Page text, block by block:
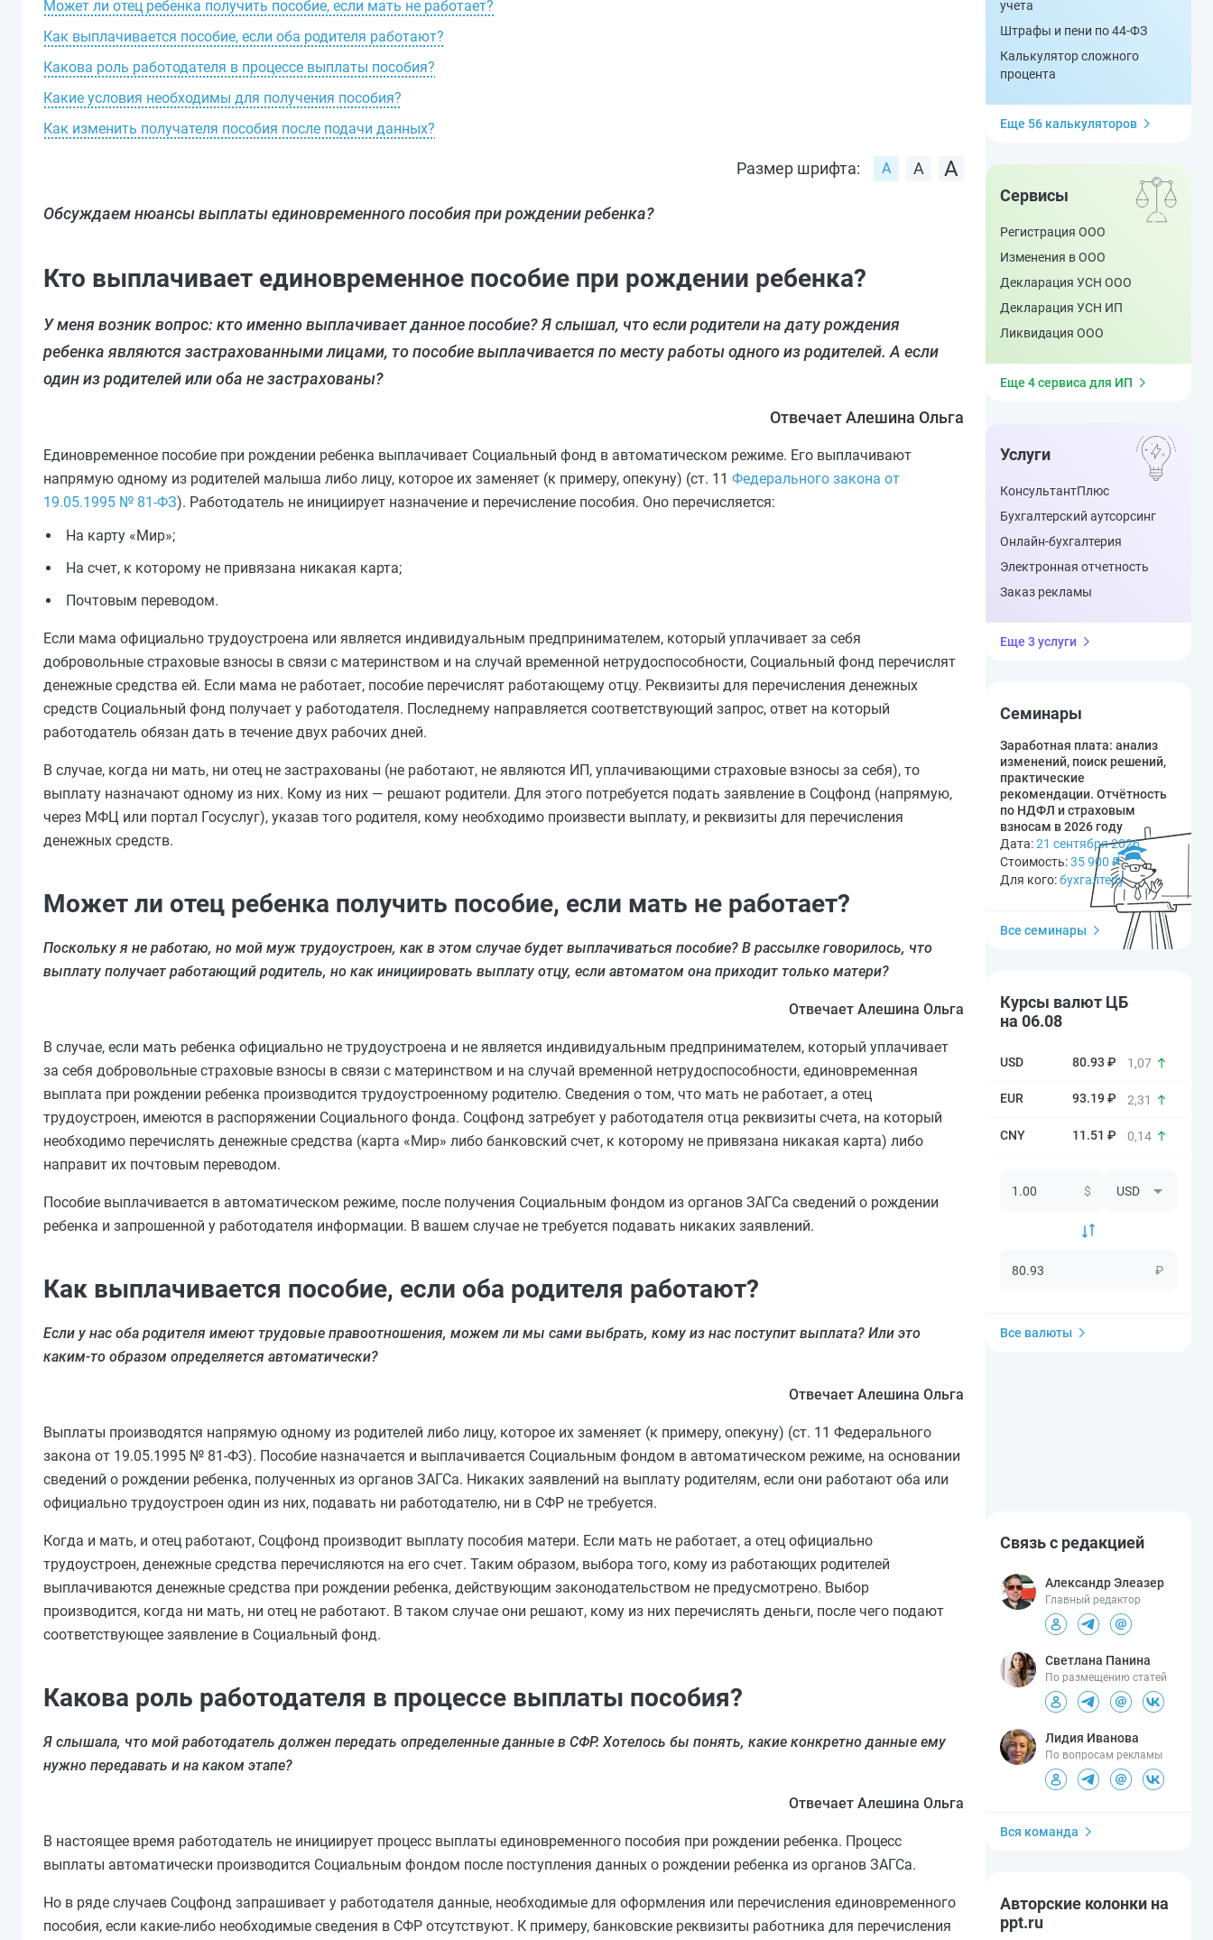
Может ли отец ребенка получить пособие, если мать не работает?
Как выплачивается пособие, если оба родителя работают?
Какова роль работодателя в процессе выплаты пособия?
Какие условия необходимы для получения пособия?
Как изменить получателя пособия после подачи данных?
Размер шрифта:
Обсуждаем нюансы выплаты единовременного пособия при рождении ребенка?
Кто выплачивает единовременное пособие при рождении ребенка?
У меня возник вопрос: кто именно выплачивает данное пособие? Я слышал, что если родители на дату рождения
ребенка являются застрахованными лицами, то пособие выплачивается по месту работы одного из родителей. А если
один из родителей или оба не застрахованы?
Отвечает Алешина Ольга
Единовременное пособие при рождении ребенка выплачивает Социальный фонд в автоматическом режиме. Его выплачивают
напрямую одному из родителей малыша либо лицу, которое их заменяет (к примеру, опекуну) (ст. 11 Федерального закона от
19.05.1995 № 81-ФЗ). Работодатель не инициирует назначение и перечисление пособия. Оно перечисляется:
На карту «Мир»;
На счет, к которому не привязана никакая карта;
Почтовым переводом.
Если мама официально трудоустроена или является индивидуальным предпринимателем, который уплачивает за себя
добровольные страховые взносы в связи с материнством и на случай временной нетрудоспособности, Социальный фонд перечислят
денежные средства ей. Если мама не работает, пособие перечислят работающему отцу. Реквизиты для перечисления денежных
средств Социальный фонд получает у работодателя. Последнему направляется соответствующий запрос, ответ на который
работодатель обязан дать в течение двух рабочих дней.
В случае, когда ни мать, ни отец не застрахованы (не работают, не являются ИП, уплачивающими страховые взносы за себя), то
выплату назначают одному из них. Кому из них — решают родители. Для этого потребуется подать заявление в Соцфонд (напрямую,
через МФЦ или портал Госуслуг), указав того родителя, кому необходимо произвести выплату, и реквизиты для перечисления
денежных средств.
Может ли отец ребенка получить пособие, если мать не работает?
Поскольку я не работаю, но мой муж трудоустроен, как в этом случае будет выплачиваться пособие? В рассылке говорилось, что
выплату получает работающий родитель, но как инициировать выплату отцу, если автоматом она приходит только матери?
Отвечает Алешина Ольга
В случае, если мать ребенка официально не трудоустроена и не является индивидуальным предпринимателем, который уплачивает
за себя добровольные страховые взносы в связи с материнством и на случай временной нетрудоспособности, единовременная
выплата при рождении ребенка производится трудоустроенному родителю. Сведения о том, что мать не работает, а отец
трудоустроен, имеются в распоряжении Социального фонда. Соцфонд затребует у работодателя отца реквизиты счета, на который
необходимо перечислять денежные средства (карта «Мир» либо банковский счет, к которому не привязана никакая карта) либо
направит их почтовым переводом.
Пособие выплачивается в автоматическом режиме, после получения Социальным фондом из органов ЗАГСа сведений о рождении
ребенка и запрошенной у работодателя информации. В вашем случае не требуется подавать никаких заявлений.
Как выплачивается пособие, если оба родителя работают?
Если у нас оба родителя имеют трудовые правоотношения, можем ли мы сами выбрать, кому из нас поступит выплата? Или это
каким-то образом определяется автоматически?
Отвечает Алешина Ольга
Выплаты производятся напрямую одному из родителей либо лицу, которое их заменяет (к примеру, опекуну) (ст. 11 Федерального
закона от 19.05.1995 № 81-ФЗ). Пособие назначается и выплачивается Социальным фондом в автоматическом режиме, на основании
сведений о рождении ребенка, полученных из органов ЗАГСа. Никаких заявлений на выплату родителям, если они работают оба или
официально трудоустроен один из них, подавать ни работодателю, ни в СФР не требуется.
Когда и мать, и отец работают, Соцфонд производит выплату пособия матери. Если мать не работает, а отец официально
трудоустроен, денежные средства перечисляются на его счет. Таким образом, выбора того, кому из работающих родителей
выплачиваются денежные средства при рождении ребенка, действующим законодательством не предусмотрено. Выбор
производится, когда ни мать, ни отец не работают. В таком случае они решают, кому из них перечислять деньги, после чего подают
соответствующее заявление в Социальный фонд.
Какова роль работодателя в процессе выплаты пособия?
Я слышала, что мой работодатель должен передать определенные данные в СФР. Хотелось бы понять, какие конкретно данные ему
нужно передавать и на каком этапе?
Отвечает Алешина Ольга
В настоящее время работодатель не инициирует процесс выплаты единовременного пособия при рождении ребенка. Процесс
выплаты автоматически производится Социальным фондом после поступления данных о рождении ребенка из органов ЗАГСа.
Но в ряде случаев Соцфонд запрашивает у работодателя данные, необходимые для оформления или перечисления единовременного
пособия, если какие-либо необходимые сведения в СФР отсутствуют. К примеру, банковские реквизиты работника для перечисления
учета
Штрафы и пени по 44-ФЗ
Калькулятор сложного
процента
Еще 56 калькуляторов
Сервисы
Регистрация ООО
Изменения в ООО
Декларация УСН ООО
Декларация УСН ИП
Ликвидация ООО
Еще 4 сервиса для ИП
Услуги
КонсультантПлюс
Бухгалтерский аутсорсинг
Онлайн-бухгалтерия
Электронная отчетность
Заказ рекламы
Еще 3 услуги
Семинары
Заработная плата: анализ
изменений, поиск решений,
практические
рекомендации. Отчётность
по НДФЛ и страховым
взносам в 2026 году
Дата:21 сентября 2026
Стоимость:35 900 ₽
Для кого:бухгалтеру
Все семинары
Курсы валют ЦБ
на 06.08
80.93 ₽ 1,07
93.19 ₽ 2,31
11.51 ₽ 0,14
$
₽
Все валюты
Связь с редакцией
Александр Элеазер
Главный редактор
Светлана Панина
По размещению статей
Лидия Иванова
По вопросам рекламы
Вся команда
Авторские колонки на
ppt.ru